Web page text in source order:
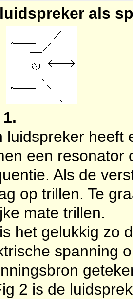
als
luidspreker heeft
een resonator
Als de
op trillen. Te
mate trillen.
het gelukkig zo
spanning
2 is de